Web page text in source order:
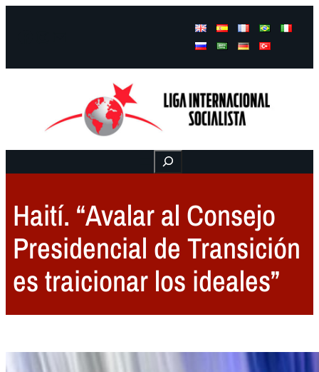
Buscar
Haití. “Avalar al Consejo
Presidencial de Transición
es traicionar los ideales”